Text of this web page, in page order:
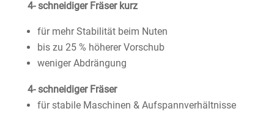
4- schneidiger Fräser kurz
für mehr Stabilität beim Nuten
bis zu 25 % höherer Vorschub
weniger Abdrängung
4- schneidiger Fräser
für stabile Maschinen & Aufspannverhältnisse